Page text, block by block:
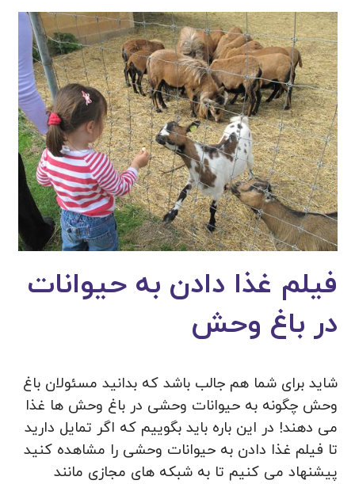
فیلم غذا دادن به حیوانات
در باغ وحش
شاید برای شما هم جالب باشد که بدانید مسئولان باغ
وحش چگونه به حیوانات وحشی در باغ وحش ها غذا
می‌ دهند! در این باره باید بگوییم که اگر تمایل دارید
تا فیلم غذا دادن به حیوانات وحشی را مشاهده کنید
پیشنهاد می کنیم تا به شبکه‌ های مجازی مانند